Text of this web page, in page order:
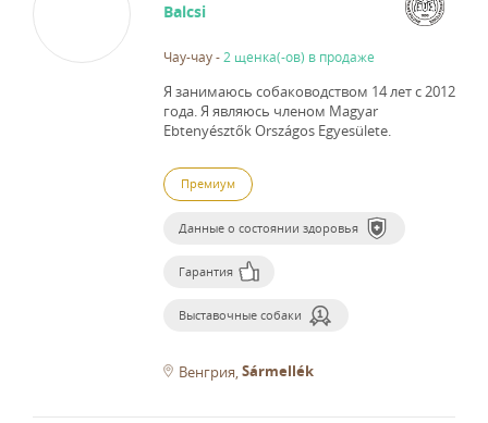
Balcsi
Чау-чау- 2 щенка(-ов) в продаже
Я занимаюсь собаководством 14 лет с 2012
года.Я являюсь членом Magyar
Ebtenyésztők Országos Egyesülete.
Премиум
Данные о состоянии здоровья
Гарантия
Выставочные собаки
Венгрия Sármellék